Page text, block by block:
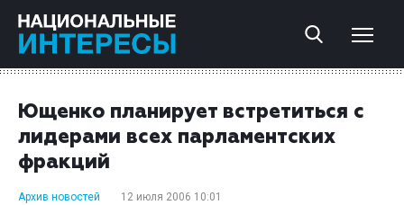
Ющенко планирует встретиться с
лидерами всех парламентских
фракций
Архив новостей 12 июля 2006 10:01